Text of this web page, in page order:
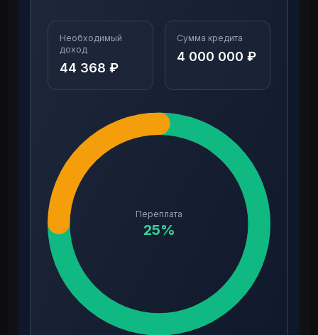
Необходимый
доход
44 368 ₽
Сумма кредита
4 000 000 ₽
Переплата
25%